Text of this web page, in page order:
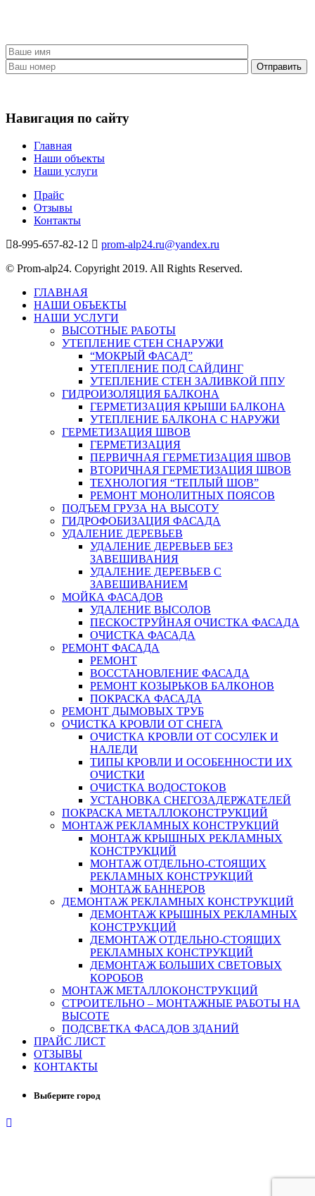
Навигация по сайту
Главная
Наши объекты
Наши услуги
Прайс
Отзывы
Контакты
8-995-657-82-12
prom-alp24.ru@yandex.ru
© Prom-alp24. Copyright 2019. All Rights Reserved.
ГЛАВНАЯ
НАШИ ОБЪЕКТЫ
НАШИ УСЛУГИ
ВЫСОТНЫЕ РАБОТЫ
УТЕПЛЕНИЕ СТЕН СНАРУЖИ
“МОКРЫЙ ФАСАД”
УТЕПЛЕНИЕ ПОД САЙДИНГ
УТЕПЛЕНИЕ СТЕН ЗАЛИВКОЙ ППУ
ГИДРОИЗОЛЯЦИЯ БАЛКОНА
ГЕРМЕТИЗАЦИЯ КРЫШИ БАЛКОНА
УТЕПЛЕНИЕ БАЛКОНА С НАРУЖИ
ГЕРМЕТИЗАЦИЯ ШВОВ
ГЕРМЕТИЗАЦИЯ
ПЕРВИЧНАЯ ГЕРМЕТИЗАЦИЯ ШВОВ
ВТОРИЧНАЯ ГЕРМЕТИЗАЦИЯ ШВОВ
ТЕХНОЛОГИЯ “ТЕПЛЫЙ ШОВ”
РЕМОНТ МОНОЛИТНЫХ ПОЯСОВ
ПОДЪЕМ ГРУЗА НА ВЫСОТУ
ГИДРОФОБИЗАЦИЯ ФАСАДА
УДАЛЕНИЕ ДЕРЕВЬЕВ
УДАЛЕНИЕ ДЕРЕВЬЕВ БЕЗ
ЗАВЕШИВАНИЯ
УДАЛЕНИЕ ДЕРЕВЬЕВ С
ЗАВЕШИВАНИЕМ
МОЙКА ФАСАДОВ
УДАЛЕНИЕ ВЫСОЛОВ
ПЕСКОСТРУЙНАЯ ОЧИСТКА ФАСАДА
ОЧИСТКА ФАСАДА
РЕМОНТ ФАСАДА
РЕМОНТ
ВОССТАНОВЛЕНИЕ ФАСАДА
РЕМОНТ КОЗЫРЬКОВ БАЛКОНОВ
ПОКРАСКА ФАСАДА
РЕМОНТ ДЫМОВЫХ ТРУБ
ОЧИСТКА КРОВЛИ ОТ СНЕГА
ОЧИСТКА КРОВЛИ ОТ СОСУЛЕК И
НАЛЕДИ
ТИПЫ КРОВЛИ И ОСОБЕННОСТИ ИХ
ОЧИСТКИ
ОЧИСТКА ВОДОСТОКОВ
УСТАНОВКА СНЕГОЗАДЕРЖАТЕЛЕЙ
ПОКРАСКА МЕТАЛЛОКОНСТРУКЦИЙ
МОНТАЖ РЕКЛАМНЫХ КОНСТРУКЦИЙ
МОНТАЖ КРЫШНЫХ РЕКЛАМНЫХ
КОНСТРУКЦИЙ
МОНТАЖ ОТДЕЛЬНО-СТОЯЩИХ
РЕКЛАМНЫХ КОНСТРУКЦИЙ
МОНТАЖ БАННЕРОВ
ДЕМОНТАЖ РЕКЛАМНЫХ КОНСТРУКЦИЙ
ДЕМОНТАЖ КРЫШНЫХ РЕКЛАМНЫХ
КОНСТРУКЦИЙ
ДЕМОНТАЖ ОТДЕЛЬНО-СТОЯЩИХ
РЕКЛАМНЫХ КОНСТРУКЦИЙ
ДЕМОНТАЖ БОЛЬШИХ СВЕТОВЫХ
КОРОБОВ
МОНТАЖ МЕТАЛЛОКОНСТРУКЦИЙ
СТРОИТЕЛЬНО – МОНТАЖНЫЕ РАБОТЫ НА
ВЫСОТЕ
ПОДСВЕТКА ФАСАДОВ ЗДАНИЙ
ПРАЙС ЛИСТ
ОТЗЫВЫ
КОНТАКТЫ
Выберите город